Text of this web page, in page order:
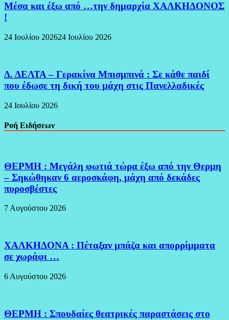
Μέσα και έξω από …την δημαρχία ΧΑΛΚΗΔΟΝΟΣ
!
24 Ιουλίου 202624 Ιουλίου 2026
Δ. ΔΕΛΤΑ – Γερακίνα Μπισμπινά : Σε κάθε παιδί
που έδωσε τη δική του μάχη στις Πανελλαδικές
24 Ιουλίου 2026
Ροή Ειδήσεων
ΘΕΡΜΗ : Μεγάλη φωτιά τώρα έξω από την Θερμη
– Σηκώθηκαν 6 αεροσκάφη, μάχη από δεκάδες
πυροσβέστες
7 Αυγούστου 2026
ΧΑΛΚΗΔΟΝΑ : Πέταξαν μπάζα και απορρίμματα
σε χωράφι …
6 Αυγούστου 2026
ΘΕΡΜΗ : Σπουδαίες θεατρικές παραστάσεις στο